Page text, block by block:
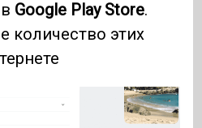
Google Play Store.
количество этих